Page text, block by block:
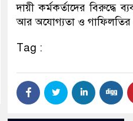
দায়ী কর্মকর্তাদের বিরুদ্ধে
আর অযোগ্যতা ও গাফিলতির
Tag :